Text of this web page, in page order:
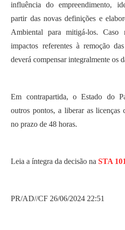
influência do empreendimento,
partir das novas definições e
Ambiental para mitigá-los. Caso
impactos referentes à remoção
deverá compensar integralmente os
Em contrapartida, o Estado do
outros pontos, a liberar as licenças
no prazo de 48 horas.
Leia a íntegra da decisão naSTA
PR/AD//CF 26/06/2024 22:51